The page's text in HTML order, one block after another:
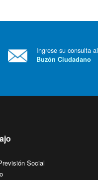
Ingrese su consulta al
Buzón Ciudadano
Social